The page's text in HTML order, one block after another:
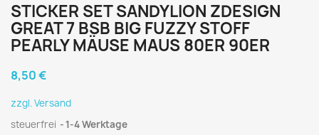
STICKER SET SANDYLION ZDESIGN
GREAT 7 BSB BIG FUZZY STOFF
PEARLY MÄUSE MAUS 80ER 90ER
8,50 €
zzgl. Versand
steuerfrei
1-4 Werktage